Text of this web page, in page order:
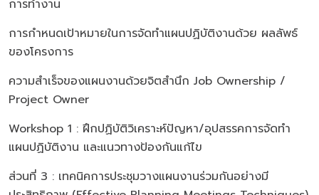
การทำงาน
การกำหนดเป้าหมายในการจัดทำแผนปฏิบัติงานด้วย ผลลัพธ์
ของโครงการ
ความสำเร็จของแผนงานด้วยจิตสำนึก Job Ownership /
Project Owner
Workshop 1 : ฝึกปฏิบัติวิเคราะห์ปัญหา/อุปสรรคการจัดทำ
แผนปฏิบัติงาน และแนวทางป้องกันแก้ไข
ส่วนที่ 3 : เทคนิคการประชุมวางแผนงานร่วมกันอย่างมี